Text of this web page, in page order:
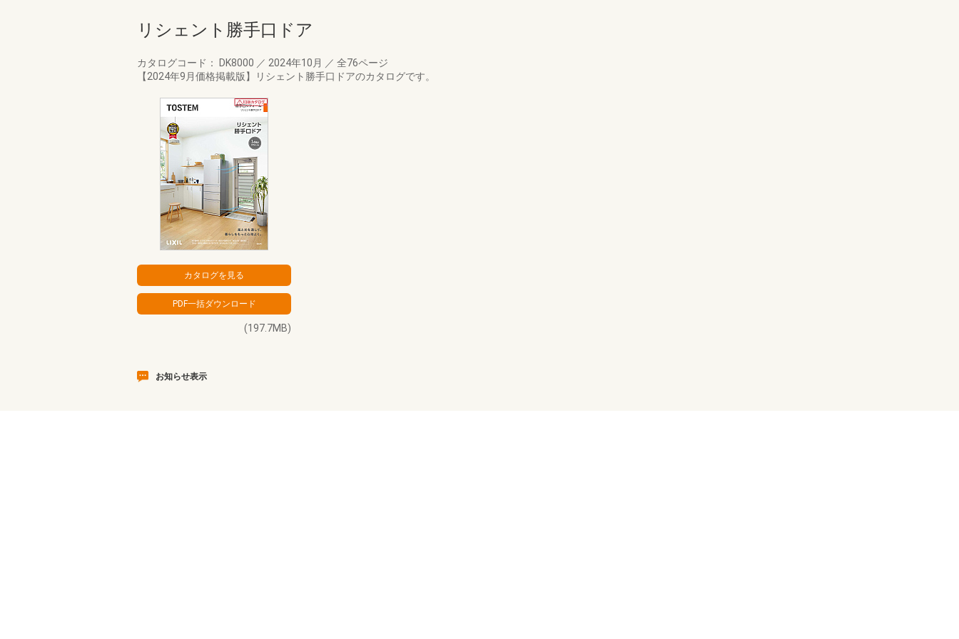
リシェント勝手口ドア
カタログコード： DK8000 ／ 2024年10月 ／ 全76ページ
【2024年9月価格掲載版】リシェント勝手口ドアのカタログです。
(197.7MB)
お知らせ表示